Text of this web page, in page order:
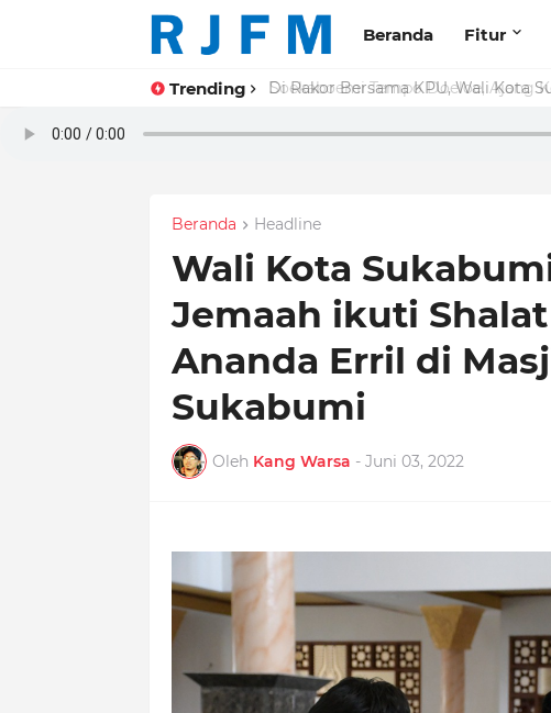
Beranda Fitur
Trending Di Rakor Bersama KPU, Wali Kota
Beranda Headline
Wali Kota
Jemaah ikuti
Ananda Erril di
Sukabumi
Oleh Kang Warsa - Juni 03, 2022